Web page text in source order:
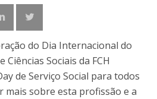
do Dia Internacional do
Ciências Sociais da FCH
de Serviço Social para todos
mais sobre esta profissão e a